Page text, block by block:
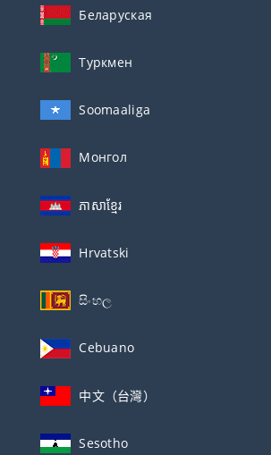
Беларуская
Туркмен
Soomaaliga
Монгол
ភាសាខ្មែរ
Hrvatski
සිංහල
Cebuano
中文（台灣）
Sesotho